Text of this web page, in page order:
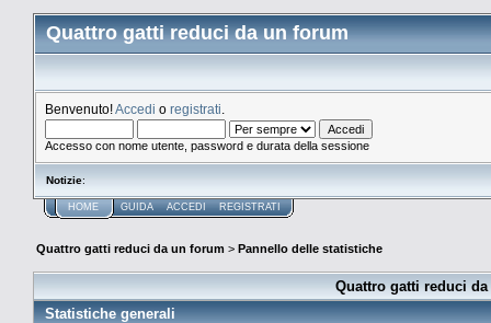
Quattro gatti reduci da un forum
Benvenuto!Accedi o registrati
Accesso con nome utente, password e durata della sessione
Notizie:
HOME GUIDA ACCEDI REGISTRATI
Quattro gatti reduci da un forum > Pannello delle statistiche
Quattro gatti reduci
Statistiche generali